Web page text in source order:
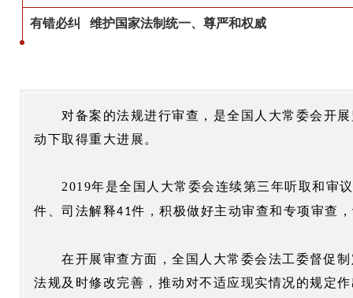
有错必纠 维护国家法制统一、尊严和权威
对备案的法规进行审查，是全国人大常委会开
动下取得重大进展。
2019年是全国人大常委会连续第三年听取和审
件、司法解释41件，积极做好主动审查和专项审查
在开展审查方面，全国人大常委会法工委督促
法规及时修改完善，推动对不适应现实情况的规定